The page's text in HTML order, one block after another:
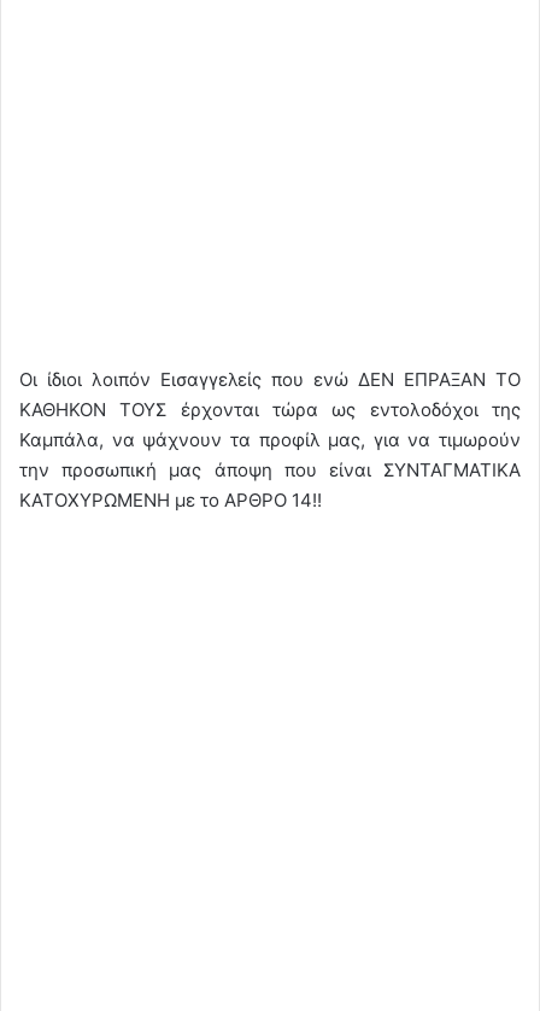
Οι ίδιοι λοιπόν Εισαγγελείς που ενώ ΔΕΝ ΕΠΡΑΞΑΝ ΤΟ
ΚΑΘΗΚΟΝ ΤΟΥΣ έρχονται τώρα ως εντολοδόχοι της
Καμπάλα, να ψάχνουν τα προφίλ μας, για να τιμωρούν
την προσωπική μας άποψη που είναι ΣΥΝΤΑΓΜΑΤΙΚΑ
ΚΑΤΟΧΥΡΩΜΕΝΗ με το ΑΡΘΡΟ 14!!